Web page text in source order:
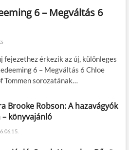
6 – Megváltás 6
fejezethez érkezik az új, különleges
6 – Megváltás 6 Chloe
Tommen sorozatának…
Brooke Robson: A hazavágyók
– könyvajánló